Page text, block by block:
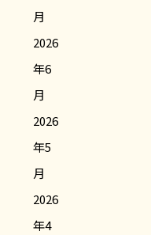
月
2026
年6
月
2026
年5
月
2026
年4